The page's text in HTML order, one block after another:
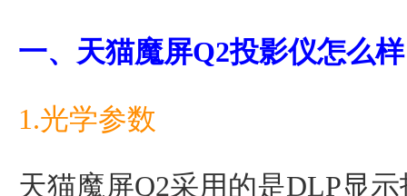
一、天猫魔屏Q2投影仪怎么样
1.光学参数
天猫魔屏Q2采用的是DLP显